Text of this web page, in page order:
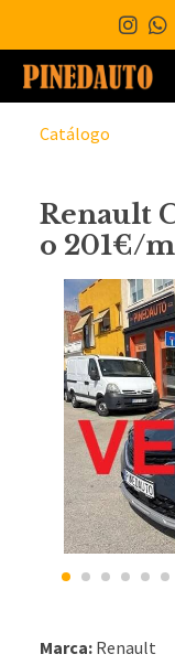
Catálogo
Renault
o 201€/
Marca: Renault